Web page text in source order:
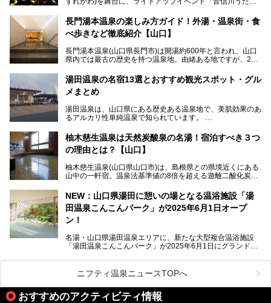
～3月3日(日)。詩のナレーションや音楽に合わせた幻想的な
光の演出や、地元児童生徒が製作した作品などを設置。温泉
街を一段と輝かせてくれます。
今回は筆者自ら「音信川うたあかり2024」を体験し、その
全貌を徹底紹介。また同時期に開催されている「湯道展in長
長門湯本温泉の楽しみ方ガイド！外湯・温泉街・食
べ歩きなど徹底紹介【山口】
長門湯本温泉(山口県長門市)は開湯約600年と言われ、山口
県内では最古の歴史を持つ温泉地。由緒ある地ですが、202
生まれ変わりました。
今回は、外湯(日帰り入浴施設)である「恩湯」をはじめ、温
紹介。また、アクセスの注意点も併せてご紹介します！
湯田温泉の名宿13選とおすすめ観光スポット・グル
メまとめ
湯田温泉は、山口県にある歴史ある温泉地で、美肌効果のあ
るアルカリ性単純温泉で知られています。
湯田温泉では、瑠璃光寺五重塔などの観光スポット、「そば
寿司」などのグルメスポット、なかには「女将劇場」なんて
一風変わった催しを実施している旅館もあり、観光を満喫で
この記事では、湯田温泉の魅力を味わえる宿泊施設や日帰り
ス方法も紹介します！
柚木慈生温泉は天然炭酸泉の名湯！宿泊すべき３つ
の理由とは？【山口】
柚木慈生温泉(山口県山口市)は、島根県との県境近くにある
山中の一軒宿。温泉法基準値の8倍を超える遊離二酸化炭素
親しまれています。
日帰り入浴も可能ですが、その真価を存分に満喫するならば
宿泊がベスト。今回は、知られざるその理由を詳細解説。温
泉ファンなら一度は行ってみたい炭酸泉の名湯を、存分にご
紹介します！
NEW：山口県湯田に憩いの場となる温浴施設「湯
田温泉こんこんパーク」が2025年6月1日オープ
ン！
名湯・山口県湯田温泉エリアに、新たな大型複合温浴施設
「湯田温泉こんこんパーク」が2025年6月1日にグランドオ
総工費はなんと約42億円。温泉だけでなく、交流できる施
設として整備され、まさに“温泉のテーマパーク”のようなス
ポットです。今回は、その魅力を3つの注目ポイントに分け
てご紹介します。
ニフティ温泉ニュースTOPへ
おすすめのアクティビティ情報